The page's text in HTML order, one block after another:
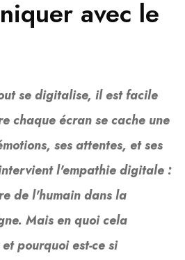
avec le
se digitalise, il est facile
chaque écran se cache une
ses attentes, et ses
l'empathie digitale :
de l'humain dans la
Mais en quoi cela
pourquoi est-ce si